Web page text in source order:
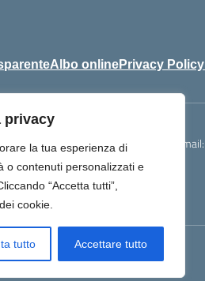
privacy
la tua esperienza di
o contenuti personalizzati e
“Accetta tutti”,
cookie.
tutto Accettare tutto
Albo onlinePrivacy Policy
Centralino:+39 06 9257678 Email: